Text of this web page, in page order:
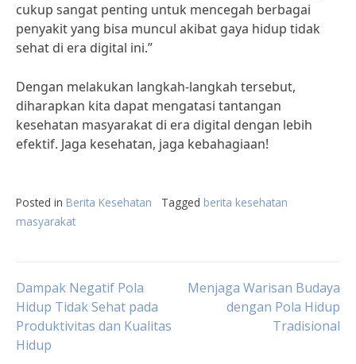
cukup sangat penting untuk mencegah berbagai
penyakit yang bisa muncul akibat gaya hidup tidak
sehat di era digital ini.”
Dengan melakukan langkah-langkah tersebut,
diharapkan kita dapat mengatasi tantangan
kesehatan masyarakat di era digital dengan lebih
efektif. Jaga kesehatan, jaga kebahagiaan!
Posted in Berita Kesehatan Tagged berita kesehatan
masyarakat
Post
navigation
Dampak Negatif Pola
Hidup Tidak Sehat pada
Produktivitas dan Kualitas
Hidup
Menjaga Warisan Budaya
dengan Pola Hidup
Tradisional